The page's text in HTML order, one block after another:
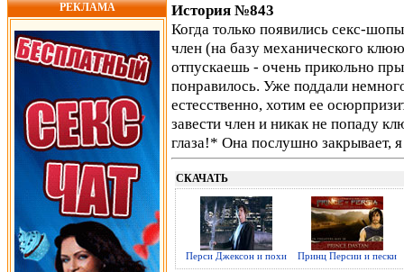
РЕКЛАМА
История №843
Когда только появились секс-
член (на базу механического
отпускаешь - очень прикольно
понравилось. Уже поддали
естесственно, хотим ее
завести член и никак не попаду
глаза!* Она послушно закрывает,
СКАЧАТЬ
Перси Джексон и похи Принц Персии и пески